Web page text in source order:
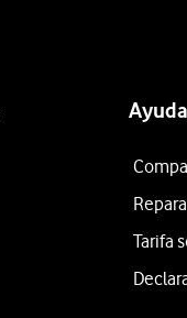
Tarifa